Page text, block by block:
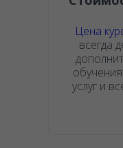
Цена
всегда
услуг и